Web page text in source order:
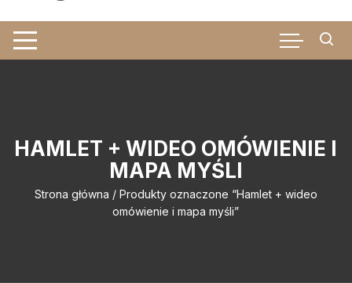
HAMLET + WIDEO OMÓWIENIE I
MAPA MYŚLI
Strona główna / Produkty oznaczone “Hamlet + wideo
omówienie i mapa myśli”